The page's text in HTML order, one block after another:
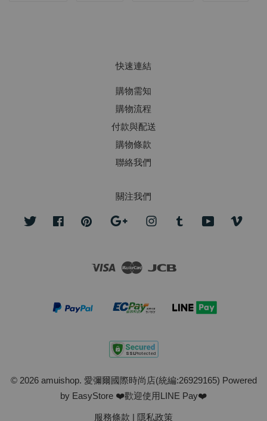
快速連結
購物需知
購物流程
付款與配送
購物條款
聯絡我們
關注我們
Twitter FacebookPinterest Google InstagramTumblr YouTube
Visa Master
© 2026 amuishop. 愛彌爾國際時尚店(統編:26929165) Powered
by EasyStore ❤️歡迎使用LINE Pay❤️
服務條款 | 隱私政策